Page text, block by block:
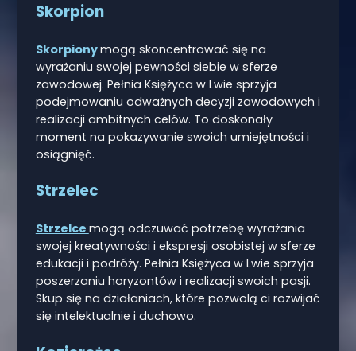
Skorpion
Skorpionymogą skoncentrować się na
wyrażaniu swojej pewności siebie w sferze
zawodowej. Pełnia Księżyca w Lwie sprzyja
podejmowaniu odważnych decyzji zawodowych i
realizacji ambitnych celów. To doskonały
moment na pokazywanie swoich umiejętności i
osiągnięć.
Strzelec
Strzelce mogą odczuwać potrzebę wyrażania
swojej kreatywności i ekspresji osobistej w sferze
edukacji i podróży. Pełnia Księżyca w Lwie sprzyja
poszerzaniu horyzontów i realizacji swoich pasji.
Skup się na działaniach, które pozwolą ci rozwijać
się intelektualnie i duchowo.